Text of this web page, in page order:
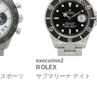
ポーツ
executive2
ROLEX
サブマリーナ デイト